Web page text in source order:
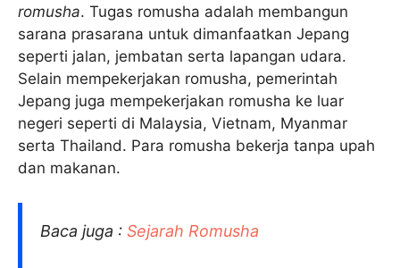
romusha. Tugas romusha adalah membangun
sarana prasarana untuk dimanfaatkan Jepang
seperti jalan, jembatan serta lapangan udara.
Selain mempekerjakan romusha, pemerintah
Jepang juga mempekerjakan romusha ke luar
negeri seperti di Malaysia, Vietnam, Myanmar
serta Thailand. Para romusha bekerja tanpa upah
dan makanan.
Baca juga : Sejarah Romusha